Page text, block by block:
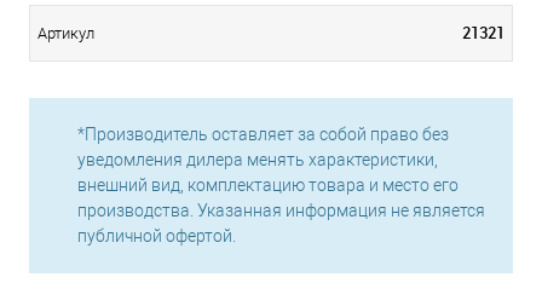
Артикул 21321
*Производитель оставляет за собой право без
уведомления дилера менять характеристики,
внешний вид, комплектацию товара и место его
производства. Указанная информация не является
публичной офертой.